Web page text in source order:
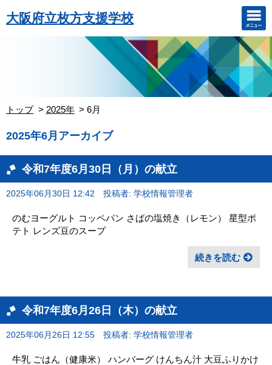
大阪府立枚方支援学校
トップ 2025年 6月
2025年6月アーカイブ
令和7年度6月30日（月）の献立
2025年06月30日 12:42 投稿者: 学校情報管理者
のむヨーグルト コッペパン さばの塩焼き（レモン） 星型ポ
テト レンズ豆のスープ
続きを読む
令和7年度6月26日（木）の献立
2025年06月26日 12:55 投稿者: 学校情報管理者
牛乳 ごはん（健康米） ハンバーグ けんちん汁 大豆ふりかけ